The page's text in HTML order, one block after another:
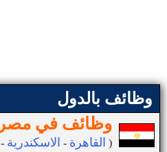
وظائف بالدول
وظائف في مصر
القاهرة - الاسكندرية - )